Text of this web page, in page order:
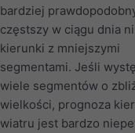
bardziej
częstszy w ciągu dnia
kierunki z mniejszymi
segmentami. Jeśli
wiele segmentów o
wielkości, prognoza
wiatru jest bardzo